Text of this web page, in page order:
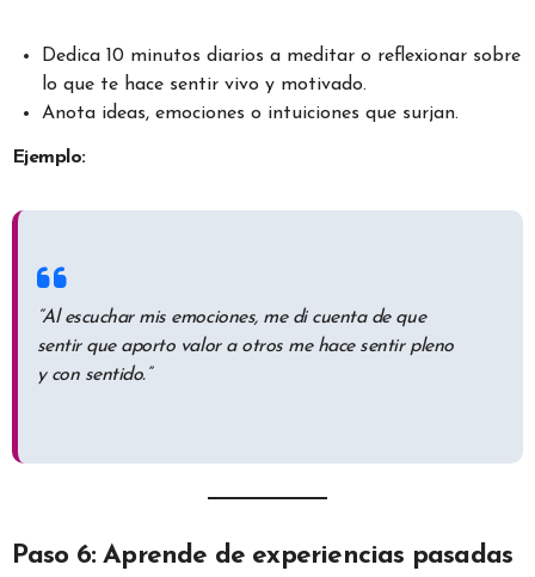
Dedica 10 minutos diarios a meditar o reflexionar sobre
lo que te hace sentir vivo y motivado.
Anota ideas, emociones o intuiciones que surjan.
Ejemplo:
“Al escuchar mis emociones, me di cuenta de que
sentir que aporto valor a otros me hace sentir pleno
y con sentido.”
Paso 6: Aprende de experiencias pasadas